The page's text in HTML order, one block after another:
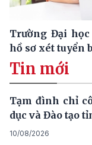
Trường Đại
hồ sơ xét tuyển
Tin mới
Tạm đình chỉ
dục và Đào tạo
10/08/2026